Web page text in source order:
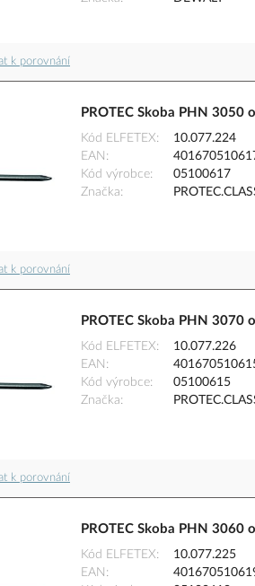
k porovnání
PROTEC Skoba PHN 3050
Kód ELFETEX
10.077.224
EAN
Kód výrobce
05100617
Značka
k porovnání
PROTEC Skoba PHN 3070
Kód ELFETEX
10.077.226
EAN
Kód výrobce
05100615
Značka
k porovnání
PROTEC Skoba PHN 3060
Kód ELFETEX
10.077.225
EAN